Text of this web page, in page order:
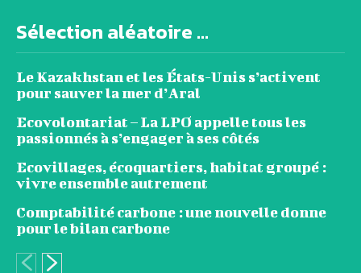
Sélection aléatoire ...
Le Kazakhstan et les États-Unis s’activent
pour sauver la mer d’Aral
Ecovolontariat – La LPO appelle tous les
passionnés à s’engager à ses côtés
Ecovillages, écoquartiers, habitat groupé :
vivre ensemble autrement
Comptabilité carbone : une nouvelle donne
pour le bilan carbone